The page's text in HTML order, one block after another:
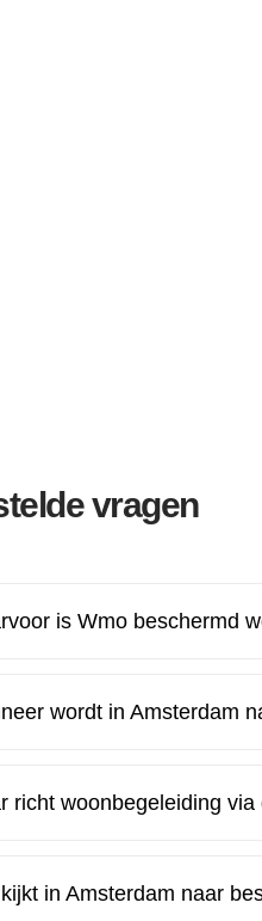
vragen
is Wmo beschermd
wordt in Amsterdam
richt woonbegeleiding
in Amsterdam naar